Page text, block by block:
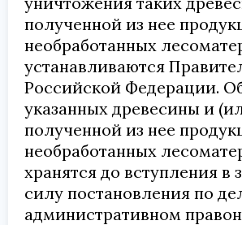
полученной из нее
необработанных
устанавливаются
Российской Федерации.
указанных древесины и
полученной из нее
необработанных
хранятся до вступления в
силу постановления по
административном